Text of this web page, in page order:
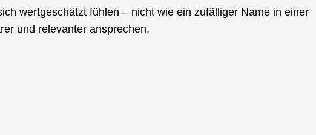
wertgeschätzt fühlen – nicht wie ein zufälliger Name in einer
und relevanter ansprechen.